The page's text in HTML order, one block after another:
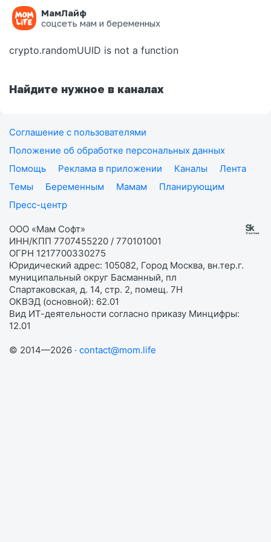
МамЛайф
соцсеть мам и беременных
Ошибка на странице
crypto.randomUUID is not a function
Найдите нужное в каналах
Соглашение с пользователями
Положение об обработке персональных данных
Помощь
Реклама в приложении Каналы
Лента
Темы
Беременным Мамам
Планирующим
Пресс-центр
ООО «Мам Софт»
ИНН/КПП 7707455220 / 770101001
ОГРН 1217700330275
Юридический адрес: 105082, Город Москва, вн.тер.г.
муниципальный округ Басманный, пл
Спартаковская, д. 14, стр. 2, помещ. 7Н
ОКВЭД (основной): 62.01
Вид ИТ-деятельности согласно приказу Минцифры:
12.01
© 2014—2026 · contact@mom.life